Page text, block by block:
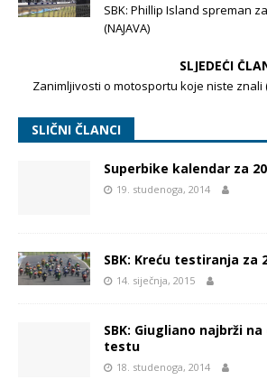
SBK: Phillip Island spreman
(NAJAVA)
SLJEDEĆI
Zanimljivosti o motosportu koje niste znali
SLIČNI ČLANCI
Superbike kalendar za
19. studenoga, 2014
SBK: Kreću testiranja za
14. siječnja, 2015
SBK: Giugliano najbrži
testu
18. studenoga, 2014